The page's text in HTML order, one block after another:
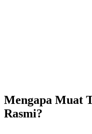
Mengapa Muat
Rasmi?